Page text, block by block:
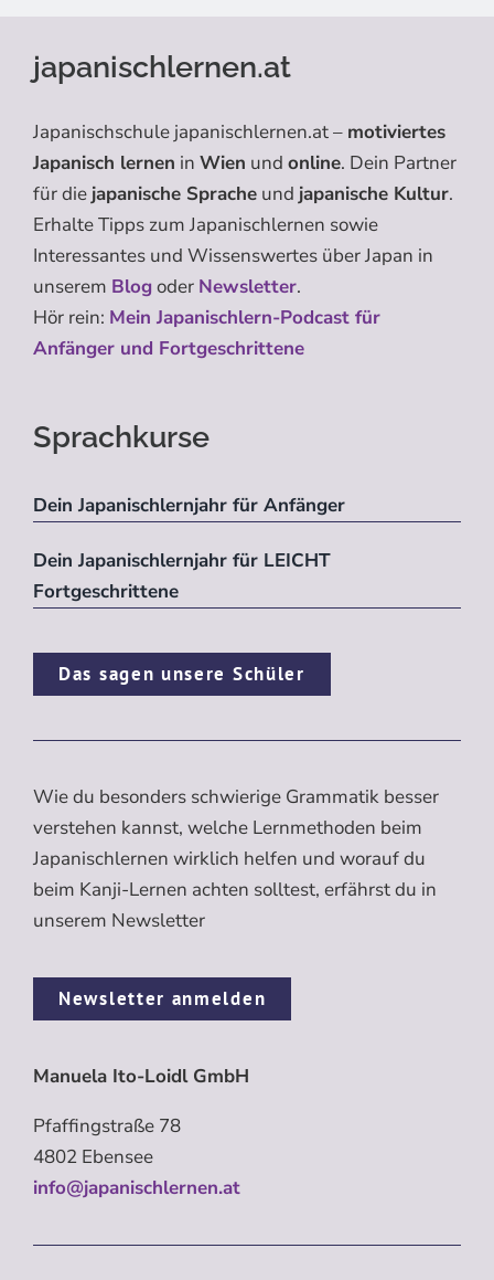
japanischlernen.at
Japanischschule japanischlernen.at – motiviertes
Japanisch lernen in Wien und online. Dein Partner
für die japanische Sprache und japanische Kultur.
Erhalte Tipps zum Japanischlernen sowie
Interessantes und Wissenswertes über Japan in
unserem Blogoder Newsletter.
Hör rein: Mein Japanischlern-Podcast für
Anfänger und Fortgeschrittene
Sprachkurse
Dein Japanischlernjahr für Anfänger
Dein Japanischlernjahr für LEICHT
Fortgeschrittene
Das sagen unsere Schüler
Wie du besonders schwierige Grammatik besser
verstehen kannst, welche Lernmethoden beim
Japanischlernen wirklich helfen und worauf du
beim Kanji-Lernen achten solltest, erfährst du in
unserem Newsletter
Newsletter anmelden
Manuela Ito-Loidl GmbH
Pfaffingstraße 78
4802 Ebensee
info@japanischlernen.at